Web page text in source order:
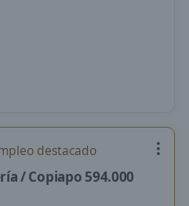
destacado
/ Copiapo 594.000